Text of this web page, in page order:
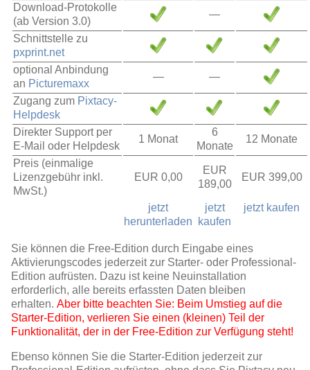
Download-Protokolle
(ab Version 3.0)
—
Schnittstelle zu
pxprint.net
optional Anbindung
an Picturemaxx
— —
Zugang zum Pixtacy-
Helpdesk
Direkter Support per
E-Mail oder Helpdesk
1 Monat
6
Monate
12 Monate
Preis (einmalige
Lizenzgebühr inkl.
MwSt.)
EUR 0,00
EUR
189,00
EUR 399,00
jetzt
herunterladen
jetzt
kaufen
jetzt kaufen
Sie können die Free-Edition durch Eingabe eines
Aktivierungscodes jederzeit zur Starter- oder Professional-
Edition aufrüsten. Dazu ist keine Neuinstallation
erforderlich, alle bereits erfassten Daten bleiben
erhalten. Aber bitte beachten Sie: Beim Umstieg auf die
Starter-Edition, verlieren Sie einen (kleinen) Teil der
Funktionalität, der in der Free-Edition zur Verfügung steht!
Ebenso können Sie die Starter-Edition jederzeit zur